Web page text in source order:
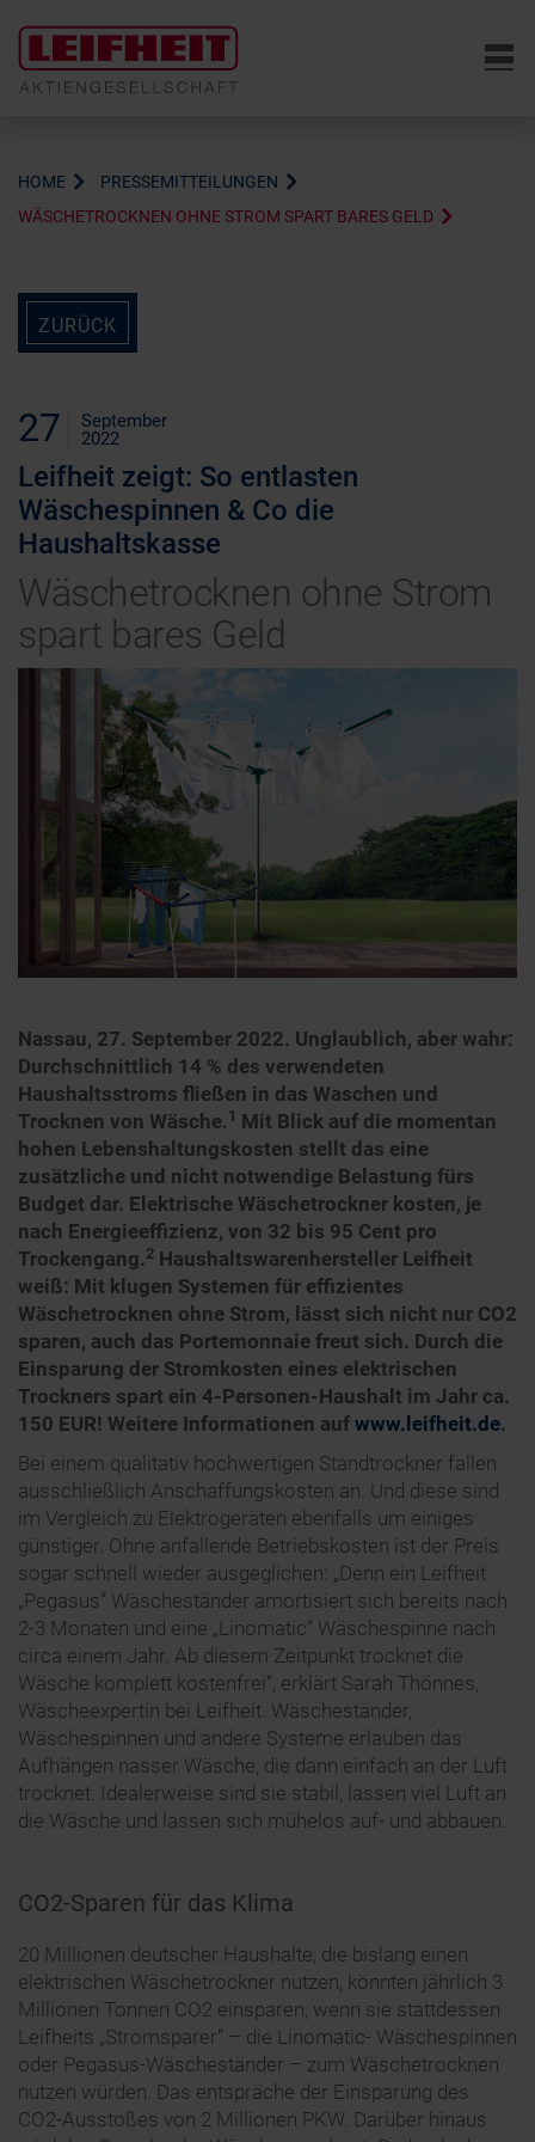
6
HOME
PRESSEMITTEILUNGEN
WÄSCHETROCKNEN OHNE STROM SPART BARES GELD
ZURÜCK
27
September
2022
Leifheit zeigt: So entlasten
Wäschespinnen & Co die
Haushaltskasse
Wäschetrocknen ohne Strom
spart bares Geld
Nassau, 27. September 2022. Unglaublich, aber wahr:
Durchschnittlich 14 % des verwendeten
Haushaltsstroms fließen in das Waschen und
Trocknen von Wäsche.1 Mit Blick auf die momentan
hohen Lebenshaltungskosten stellt das eine
zusätzliche und nicht notwendige Belastung fürs
Budget dar. Elektrische Wäschetrockner kosten, je
nach Energieeffizienz, von 32 bis 95 Cent pro
Trockengang.2 Haushaltswarenhersteller Leifheit
weiß: Mit klugen Systemen für effizientes
Wäschetrocknen ohne Strom, lässt sich nicht nur CO2
sparen, auch das Portemonnaie freut sich. Durch die
Einsparung der Stromkosten eines elektrischen
Trockners spart ein 4-Personen-Haushalt im Jahr ca.
150 EUR! Weitere Informationen auf www.leifheit.de.
Bei einem qualitativ hochwertigen Standtrockner fallen
ausschließlich Anschaffungskosten an. Und diese sind
im Vergleich zu Elektrogeräten ebenfalls um einiges
günstiger. Ohne anfallende Betriebskosten ist der Preis
sogar schnell wieder ausgeglichen: „Denn ein Leifheit
„Pegasus“ Wäscheständer amortisiert sich bereits nach
2-3 Monaten und eine „Linomatic“ Wäschespinne nach
circa einem Jahr. Ab diesem Zeitpunkt trocknet die
Wäsche komplett kostenfrei“, erklärt Sarah Thönnes,
Wäscheexpertin bei Leifheit. Wäscheständer,
Wäschespinnen und andere Systeme erlauben das
Aufhängen nasser Wäsche, die dann einfach an der Luft
trocknet. Idealerweise sind sie stabil, lassen viel Luft an
die Wäsche und lassen sich mühelos auf- und abbauen.
CO2-Sparen für das Klima
20 Millionen deutscher Haushalte, die bislang einen
elektrischen Wäschetrockner nutzen, könnten jährlich 3
Millionen Tonnen CO2 einsparen, wenn sie stattdessen
Leifheits „Stromsparer“ – die Linomatic- Wäschespinnen
oder Pegasus-Wäscheständer – zum Wäschetrocknen
nutzen würden. Das entspräche der Einsparung des
CO2-Ausstoßes von 2 Millionen PKW. Darüber hinaus